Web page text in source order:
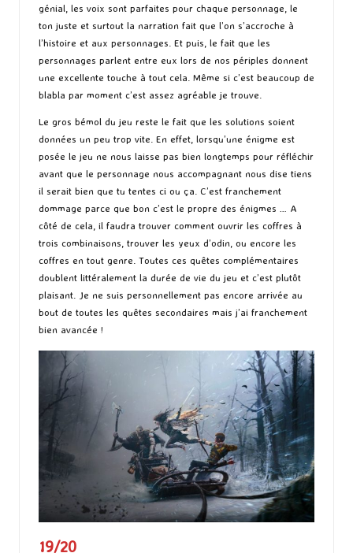
génial, les voix sont parfaites pour chaque personnage, le
ton juste et surtout la narration fait que l’on s’accroche à
l’histoire et aux personnages. Et puis, le fait que les
personnages parlent entre eux lors de nos périples donnent
une excellente touche à tout cela. Même si c’est beaucoup de
blabla par moment c’est assez agréable je trouve.
Le gros bémol du jeu reste le fait que les solutions soient
données un peu trop vite. En effet, lorsqu’une énigme est
posée le jeu ne nous laisse pas bien longtemps pour réfléchir
avant que le personnage nous accompagnant nous dise tiens
il serait bien que tu tentes ci ou ça. C’est franchement
dommage parce que bon c’est le propre des énigmes … A
côté de cela, il faudra trouver comment ouvrir les coffres à
trois combinaisons, trouver les yeux d’odin, ou encore les
coffres en tout genre. Toutes ces quêtes complémentaires
doublent littéralement la durée de vie du jeu et c’est plutôt
plaisant. Je ne suis personnellement pas encore arrivée au
bout de toutes les quêtes secondaires mais j’ai franchement
bien avancée !
19/20